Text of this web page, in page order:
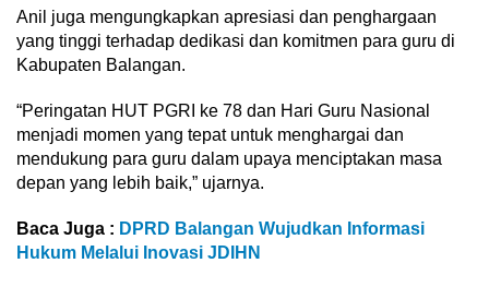
Anil juga mengungkapkan apresiasi dan penghargaan
yang tinggi terhadap dedikasi dan komitmen para guru di
Kabupaten Balangan.
“Peringatan HUT PGRI ke 78 dan Hari Guru Nasional
menjadi momen yang tepat untuk menghargai dan
mendukung para guru dalam upaya menciptakan masa
depan yang lebih baik,” ujarnya.
Baca Juga : DPRD Balangan Wujudkan Informasi
Hukum Melalui Inovasi JDIHN